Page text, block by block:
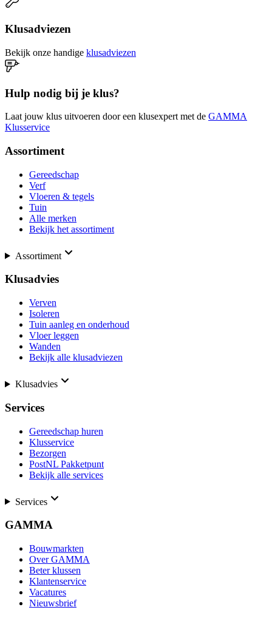
Klusadviezen
Bekijk onze handige klusadviezen
Hulp nodig bij je klus?
Laat jouw klus uitvoeren door een klusexpert met de GAMMA
Klusservice
Assortiment
Gereedschap
Verf
Vloeren & tegels
Tuin
Alle merken
Bekijk het assortiment
Assortiment
Klusadvies
Verven
Isoleren
Tuin aanleg en onderhoud
Vloer leggen
Wanden
Bekijk alle klusadviezen
Klusadvies
Services
Gereedschap huren
Klusservice
Bezorgen
PostNL Pakketpunt
Bekijk alle services
Services
GAMMA
Bouwmarkten
Over GAMMA
Beter klussen
Klantenservice
Vacatures
Nieuwsbrief